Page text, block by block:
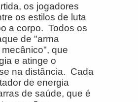
os jogadores
os estilos de luta
a corpo. Todos os
de "arma
que
e atinge o
na distância. Cada
de energia
de saúde, que é